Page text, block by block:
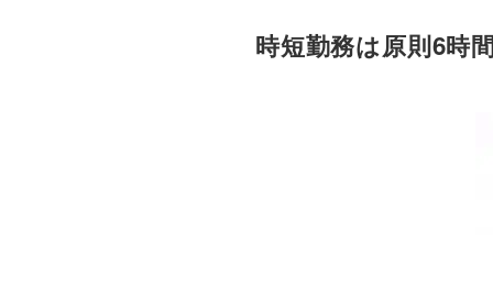
時短勤務は原則6時